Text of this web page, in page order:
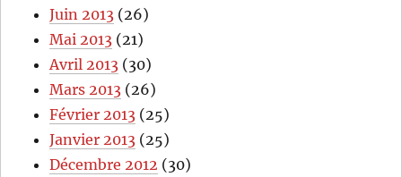
Juin 2013 (26)
Mai 2013 (21)
Avril 2013 (30)
Mars 2013 (26)
Février 2013 (25)
Janvier 2013 (25)
Décembre 2012 (30)